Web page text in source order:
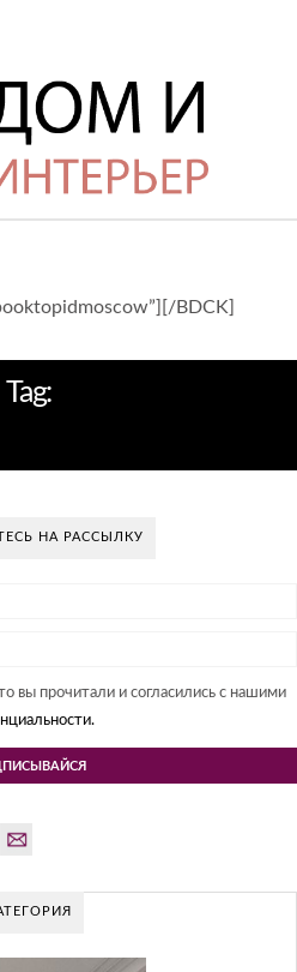
BDCK]
Tag:
НА РАССЫЛКУ
вы прочитали и согласились с нашими